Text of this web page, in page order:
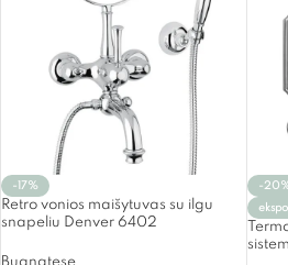
-17%
Retro vonios maišytuvas su ilgu
snapeliu Denver 6402
Bugnatese
-